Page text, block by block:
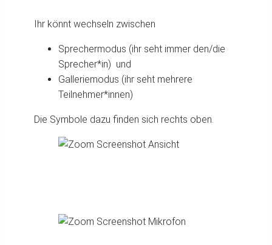
Ihr könnt wechseln zwischen
Sprechermodus (ihr seht immer den/die
Sprecher*in) und
Galleriemodus (ihr seht mehrere
Teilnehmer*innen)
Die Symbole dazu finden sich rechts oben.